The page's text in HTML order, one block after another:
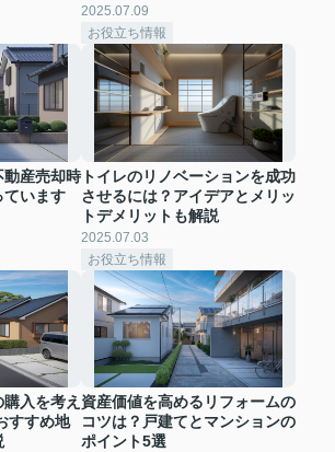
2025.07.09
お役立ち情報
動産売却時
ています
トイレのリノベーションを成功
させるには？アイデアとメリッ
トデメリットも解説
2025.07.03
お役立ち情報
入を考え
すすめ地
資産価値を高めるリフォームの
コツは？戸建てとマンションの
ポイント5選